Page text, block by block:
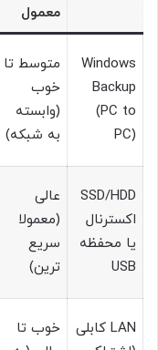
معمول
Windows
Backup
(PC to
PC)
متوسط تا
خوب
(وابسته
به شبکه)
SSD/HDD
اکسترنال
یا محفظه
USB
عالی
(معمولا
سریع
ترین)
LAN کابلی
خوب تا